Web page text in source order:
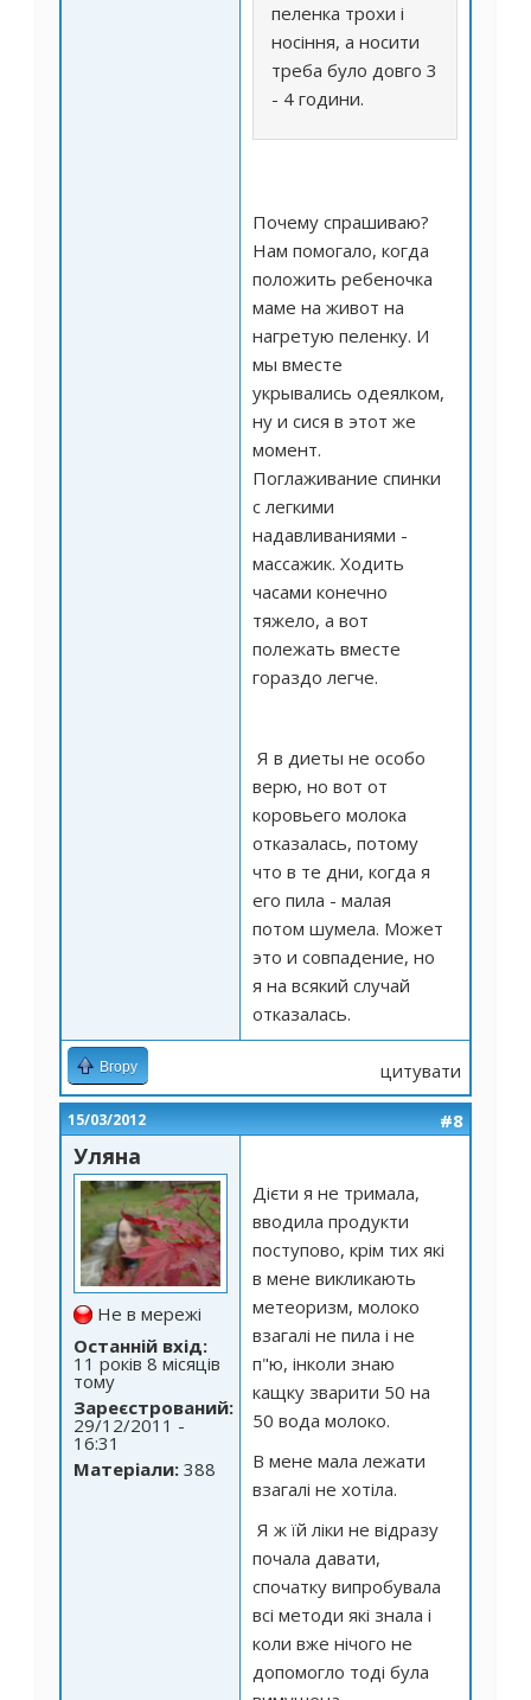
пеленка трохи і
носіння, а носити
треба було довго 3
- 4 години.
Почему спрашиваю?
Нам помогало, когда
положить ребеночка
маме на живот на
нагретую пеленку. И
мы вместе
укрывались одеялком,
ну и сися в этот же
момент.
Поглаживание спинки
с легкими
надавливаниями -
массажик. Ходить
часами конечно
тяжело, а вот
полежать вместе
гораздо легче.
Я в диеты не особо
верю, но вот от
коровьего молока
отказалась, потому
что в те дни, когда я
его пила - малая
потом шумела. Может
это и совпадение, но
я на всякий случай
отказалась.
Вгору цитувати
15/03/2012 #8
Уляна
Не в мережі
Останній вхід:
11 років 8 місяців
тому
Зареєстрований:
29/12/2011 -
16:31
Матеріали: 388
Дієти я не тримала,
вводила продукти
поступово, крім тих які
в мене викликають
метеоризм, молоко
взагалі не пила і не
п"ю, інколи знаю
кащку зварити 50 на
50 вода молоко.
В мене мала лежати
взагалі не хотіла.
Я ж їй ліки не відразу
почала давати,
спочатку випробувала
всі методи які знала і
коли вже нічого не
допомогло тоді була